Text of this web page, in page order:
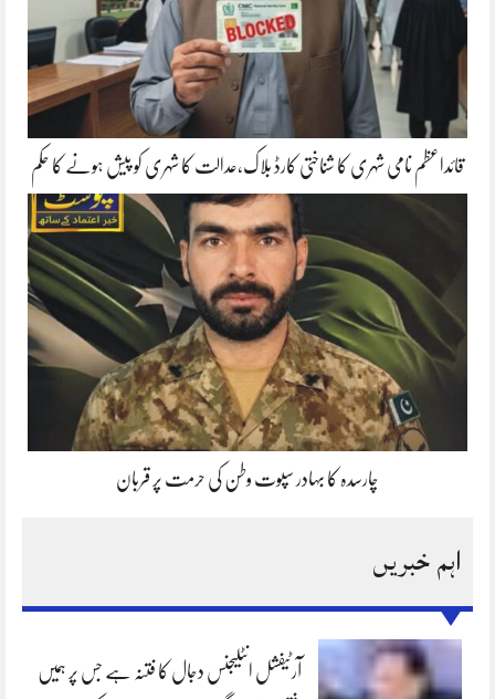
قائداعظم نامی شہری کا شناختی کارڈ بلاک،عدالت کا شہری کو پیش ہونے کا حکم
چارسدہ کا بہادر سپوت وطن کی حرمت پر قربان
اہم خبریں
آرٹیفشل انٹلیجنس دجال کا فتنہ ہے جس پر ہمیں